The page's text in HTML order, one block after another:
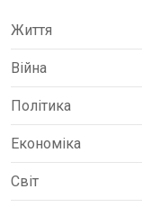
Життя
Війна
Політика
Економіка
Світ